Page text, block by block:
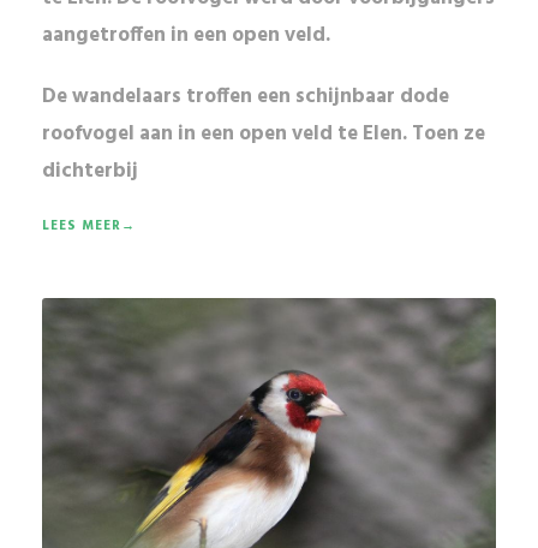
aangetroffen in een open veld.
De wandelaars troffen een schijnbaar dode
roofvogel aan in een open veld te Elen. Toen ze
dichterbij
LEES MEER→